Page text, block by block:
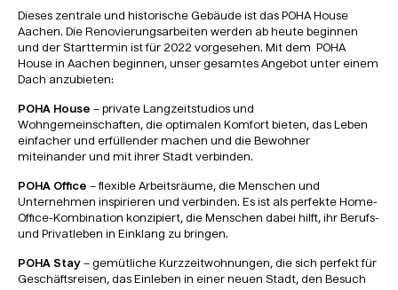
Dieses zentrale und historische Gebäude ist das POHA House
Aachen. Die Renovierungsarbeiten werden ab heute beginnen
und der Starttermin ist für 2022 vorgesehen. Mit dem POHA
House in Aachen beginnen, unser gesamtes Angebot unter einem
Dach anzubieten:
POHA House – private Langzeitstudios und
Wohngemeinschaften, die optimalen Komfort bieten, das Leben
einfacher und erfüllender machen und die Bewohner
miteinander und mit ihrer Stadt verbinden.
POHA Office – flexible Arbeitsräume, die Menschen und
Unternehmen inspirieren und verbinden. Es ist als perfekte Home-
Office-Kombination konzipiert, die Menschen dabei hilft, ihr Berufs-
und Privatleben in Einklang zu bringen.
POHA Stay – gemütliche Kurzzeitwohnungen, die sich perfekt für
Geschäftsreisen, das Einleben in einer neuen Stadt, den Besuch